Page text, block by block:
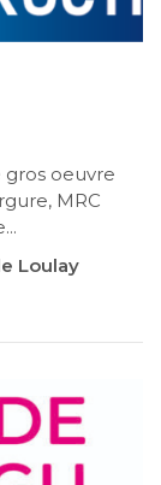
gros oeuvre
MRC
Loulay